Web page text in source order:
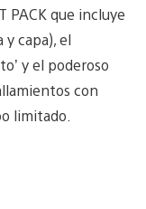
PACK que incluye
y capa), el
y el poderoso
con
limitado.